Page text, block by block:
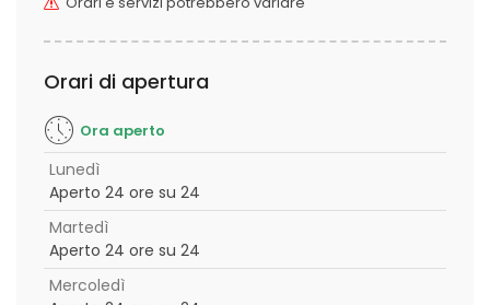
Orari di apertura
Ora aperto
Lunedì
Aperto 24 ore su 24
Martedì
Aperto 24 ore su 24
Mercoledì